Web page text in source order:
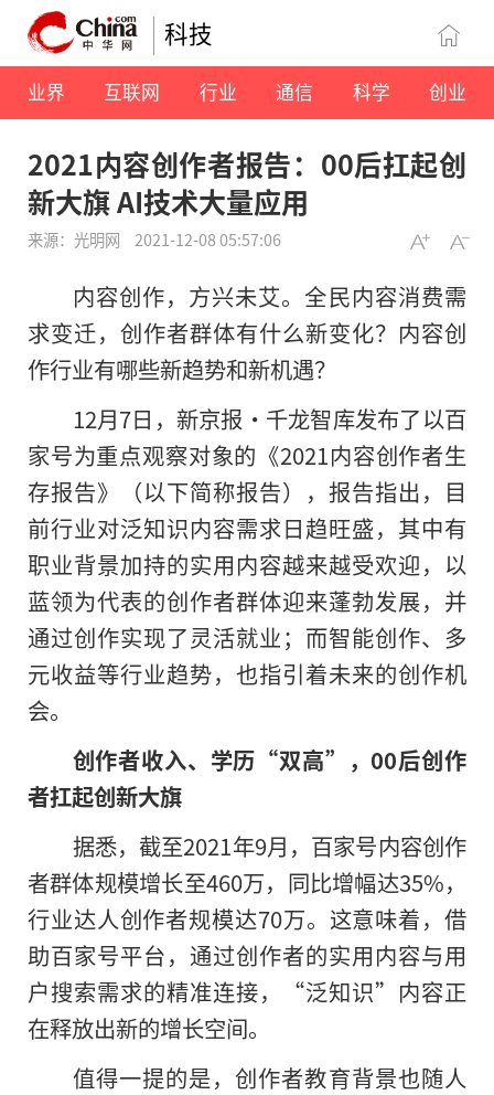
科技
业界 互联网 行业 通信 科学 创业
2021内容创作者报告：00后扛起创
新大旗 AI技术大量应用
来源：光明网 2021-12-08 05:57:06
内容创作，方兴未艾。全民内容消费需
求变迁，创作者群体有什么新变化？内容创
作行业有哪些新趋势和新机遇？
12月7日，新京报•千龙智库发布了以百
家号为重点观察对象的《2021内容创作者生
存报告》（以下简称报告），报告指出，目
前行业对泛知识内容需求日趋旺盛，其中有
职业背景加持的实用内容越来越受欢迎，以
蓝领为代表的创作者群体迎来蓬勃发展，并
通过创作实现了灵活就业；而智能创作、多
元收益等行业趋势，也指引着未来的创作机
会。
创作者收入、学历“双高”，00后创作
者扛起创新大旗
据悉，截至2021年9月，百家号内容创作
者群体规模增长至460万，同比增幅达35%，
行业达人创作者规模达70万。这意味着，借
助百家号平台，通过创作者的实用内容与用
户搜索需求的精准连接，“泛知识”内容正
在释放出新的增长空间。
值得一提的是，创作者教育背景也随人